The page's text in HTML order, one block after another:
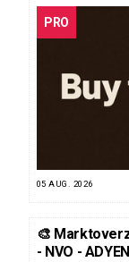
PRO
05 AUG. 2026
🎨
- NVO -